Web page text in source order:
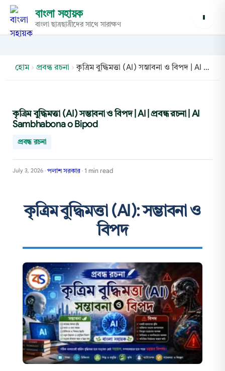
বাংলা সহায়ক
বাংলা ছাত্রছাত্রীদের সাথে সারাক্ষণ
হোম › প্রবন্ধ রচনা › কৃত্রিম বুদ্ধিমত্তা (AI) সম্ভাবনা ও বিপদ | AI | প্রবন্ধ রচনা | AI Sambhabona o Bipod
কৃত্রিম বুদ্ধিমত্তা (AI) সম্ভাবনা ও বিপদ | AI | প্রবন্ধ রচনা | AI
Sambhabona o Bipod
প্রবন্ধ রচনা
July 3, 2026 • পলাশ সরকার • 1 min read
কৃত্রিম বুদ্ধিমত্তা (AI): সম্ভাবনা ও
বিপদ